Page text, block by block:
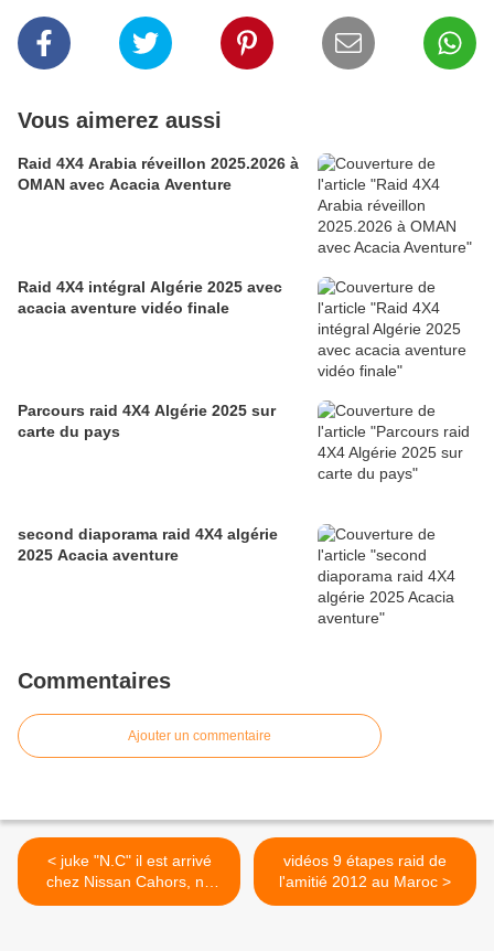
Vous aimerez aussi
Raid 4X4 Arabia réveillon 2025.2026 à
OMAN avec Acacia Aventure
Raid 4X4 intégral Algérie 2025 avec
acacia aventure vidéo finale
Parcours raid 4X4 Algérie 2025 sur
carte du pays
second diaporama raid 4X4 algérie
2025 Acacia aventure
Commentaires
Ajouter un commentaire
< juke "N.C" il est arrivé
chez Nissan Cahors, ne
resistez plus !
vidéos 9 étapes raid de
l'amitié 2012 au Maroc >